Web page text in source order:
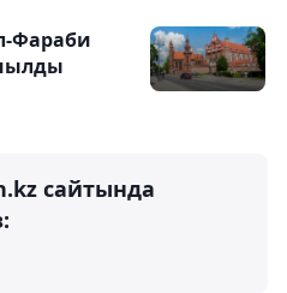
Фараби
сайтында